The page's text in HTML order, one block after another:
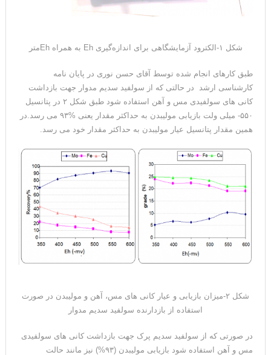
شکل ۱-الکترود آزمایشگاهی برای اندازه‌گیری Eh به همراه Ehمتر
طبق کارهای انجام شده توسط آقای حسن نوری در پایان نامه
کارشناسی ارشد در حالتی که از سولفید سدیم مدوار جهت بازداشت
کانی های سولفیدی مس و آهن استفاده شود طبق شکل ۲ در پتانسیل
۵۵۰- میلی ولت بازیابی مولیبدن به حداکثر مقدار یعنی %۹۳ می رسد.در
همین مقدار پتانسیل عیار مولیبدن به حداکثر مقدار خود می رسد.
شکل ۲-میزان بازیابی و عیار کانی های مس، آهن و مولیبدن در صورت
استفاده از بازدارنده سولفید سدیم مدوار
در صورتی که از سولفید سدیم پرک جهت بازداشت کانی های سولفیدی
مس و آهن استفاده شود بازیابی مولیبدن (۹۳%) نیز مانند حالت